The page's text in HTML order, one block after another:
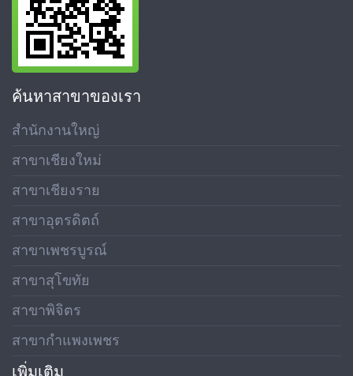
ค้นหาสาขาของเรา
สำนักงานใหญ่
สาขาเชียงใหม่
สาขาเชียงราย
สาขาอุตรดิตถ์
สาขาเพชรบูรณ์
สาขาสุโขทัย
สาขาพิจิตร
สาขากำแพงเพชร
เพิ่มเติม